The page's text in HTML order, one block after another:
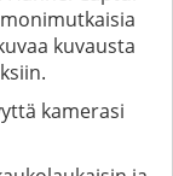
kuvausta
kamerasi